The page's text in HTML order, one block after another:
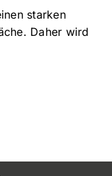
starken
Daher wird